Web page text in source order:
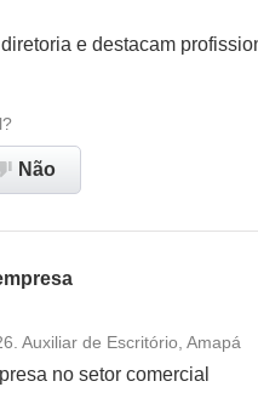
empresae destacam
Não
Auxiliar de Escritório, Amapá
no setor comercial